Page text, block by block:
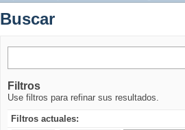
Buscar
Filtros
Use filtros para refinar sus resultados.
Filtros actuales: